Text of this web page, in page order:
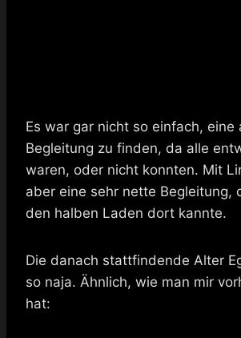
Es war gar nicht so einfach, eine
Begleitung zu finden, da alle
waren, oder nicht konnten. Mit
aber eine sehr nette Begleitung,
den halben Laden dort kannte.
Die danach stattfindende Alter
so naja. Ähnlich, wie man mir
hat: